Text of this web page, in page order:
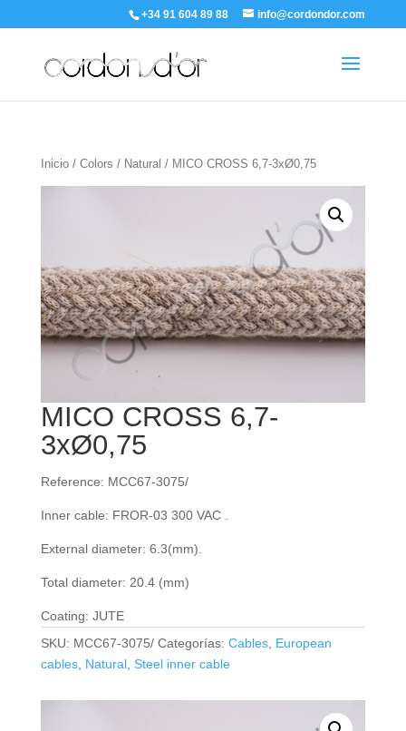
+34 91 604 89 88 info@cordondor.com
Inicio/ Colors / Natural / MICO CROSS 6,7-3xØ0,75
MICO CROSS 6,7-
3xØ0,75
Reference: MCC67-3075/
Inner cable: FROR‐03 300 VAC .
External diameter: 6.3(mm).
Total diameter: 20.4 (mm)
Coating: JUTE
SKU: MCC67-3075/ Categorías: Cables, European
cables, Natural, Steel inner cable